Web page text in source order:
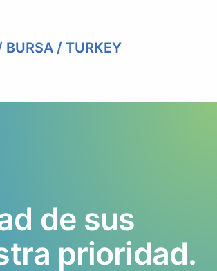
/ TURKEY
de sus
prioridad.